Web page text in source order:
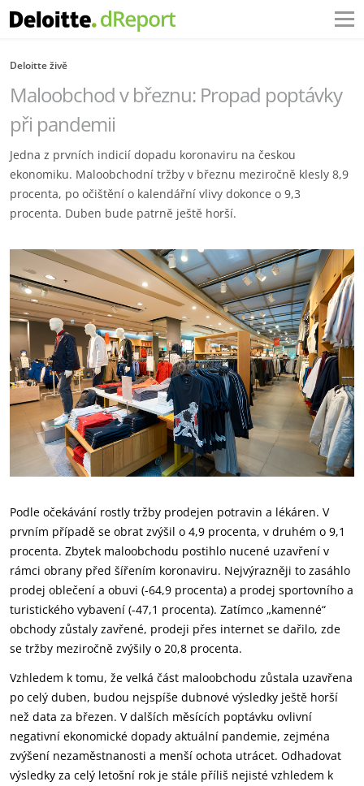
Deloitte živě
Maloobchod v březnu: Propad poptávky
při pandemii
Jedna z prvních indicií dopadu koronaviru na českou
ekonomiku. Maloobchodní tržby v březnu meziročně klesly 8,9
procenta, po očištění o kalendářní vlivy dokonce o 9,3
procenta. Duben bude patrně ještě horší.
Podle očekávání rostly tržby prodejen potravin a lékáren. V
prvním případě se obrat zvýšil o 4,9 procenta, v druhém o 9,1
procenta. Zbytek maloobchodu postihlo nucené uzavření v
rámci obrany před šířením koronaviru. Nejvýrazněji to zasáhlo
prodej oblečení a obuvi (-64,9 procenta) a prodej sportovního a
turistického vybavení (-47,1 procenta). Zatímco „kamenné“
obchody zůstaly zavřené, prodeji přes internet se dařilo, zde
se tržby meziročně zvýšily o 20,8 procenta.
Vzhledem k tomu, že velká část maloobchodu zůstala uzavřena
po celý duben, budou nejspíše dubnové výsledky ještě horší
než data za březen. V dalších měsících poptávku ovlivní
negativní ekonomické dopady aktuální pandemie, zejména
zvýšení nezaměstnanosti a menší ochota utrácet. Odhadovat
výsledky za celý letošní rok je stále příliš nejisté vzhledem k